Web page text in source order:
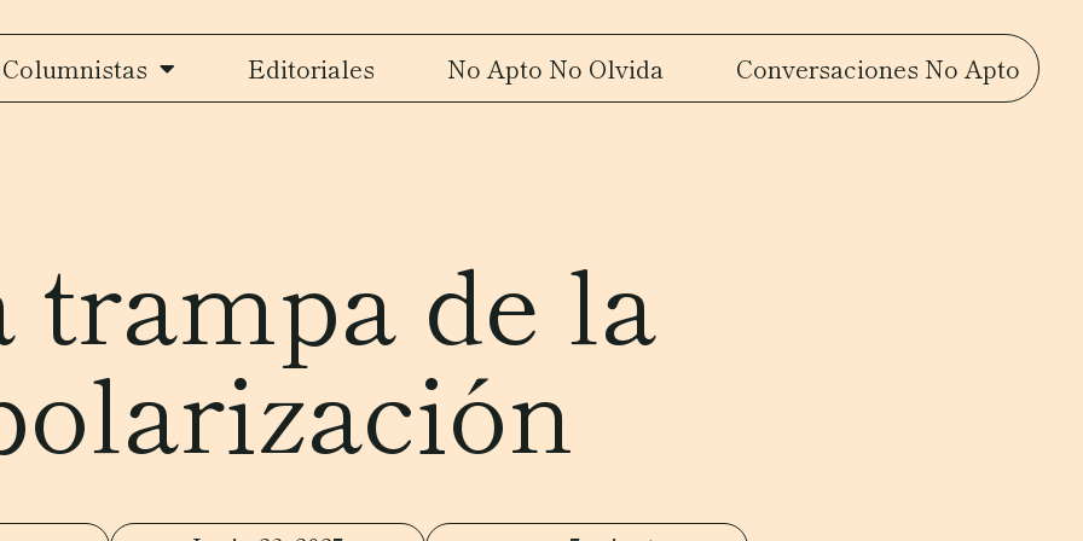
Columnistas Editoriales No Apto No Olvida Conversaciones No Apto
trampa de la